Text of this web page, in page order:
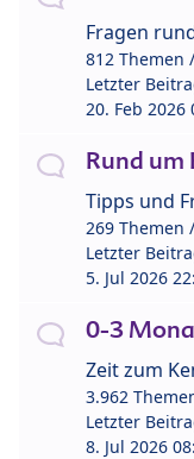
Fragen
812 Themen
Letzter
20. Feb 2026
Rund um
Tipps und
269 Themen
Letzter
5. Jul 2026
0-3
Zeit zum
3.962
Letzter
8. Jul 2026